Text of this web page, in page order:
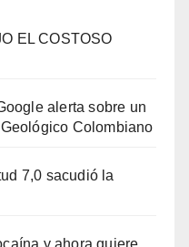
EL COSTOSO
alerta sobre un
Colombiano
7,0 sacudió la